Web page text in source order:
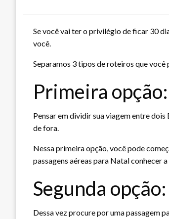
Se você vai ter o privilégio de ficar 30
você.
Separamos 3 tipos de roteiros que
Primeira
Pensar em dividir sua viagem entre
de fora.
Nessa primeira opção, você pode
passagens aéreas para Natal conhecer
Segunda
Dessa vez procure por uma passagem